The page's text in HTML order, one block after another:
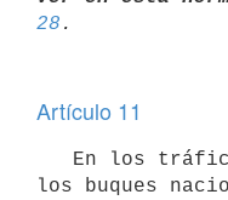
28
Artículo 11
los buques